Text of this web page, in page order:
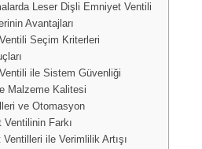
Leser Dişli Emniyet Ventili
Avantajları
Seçim Kriterleri
ile Sistem Güvenliği
Malzeme Kalitesi
ve Otomasyon
Farkı
ile Verimlilik Artışı